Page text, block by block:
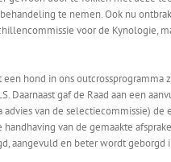
te nemen. Ook nu
voor de Kynologie,
een hond in ons
Daarnaast gaf de Raad aan een
advies van de selectiecommissie)
van de gemaakte
aangevuld en beter wordt geborgd